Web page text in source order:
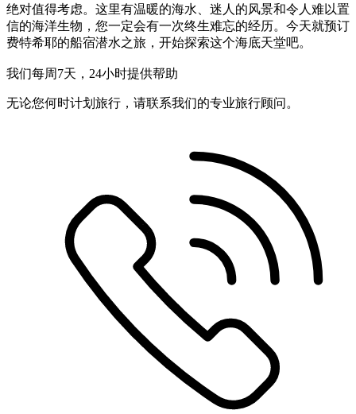
绝对值得考虑。这里有温暖的海水、迷人的风景和令人难以置
信的海洋生物，您一定会有一次终生难忘的经历。今天就预订
费特希耶的船宿潜水之旅，开始探索这个海底天堂吧。
我们每周7天，24小时提供帮助
无论您何时计划旅行，请联系我们的专业旅行顾问。